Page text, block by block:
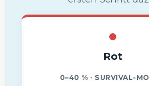
Rot
0–40 % · SURVIVAL-